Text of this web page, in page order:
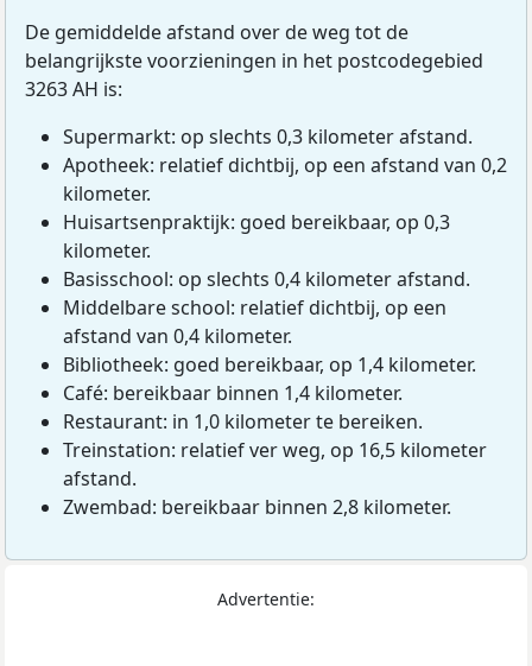
De gemiddelde afstand over de weg tot de
belangrijkste voorzieningen in het postcodegebied
3263 AH is:
Supermarkt: op slechts 0,3 kilometer afstand.
Apotheek: relatief dichtbij, op een afstand van 0,2
kilometer.
Huisartsenpraktijk: goed bereikbaar, op 0,3
kilometer.
Basisschool: op slechts 0,4 kilometer afstand.
Middelbare school: relatief dichtbij, op een
afstand van 0,4 kilometer.
Bibliotheek: goed bereikbaar, op 1,4 kilometer.
Café: bereikbaar binnen 1,4 kilometer.
Restaurant: in 1,0 kilometer te bereiken.
Treinstation: relatief ver weg, op 16,5 kilometer
afstand.
Zwembad: bereikbaar binnen 2,8 kilometer.
Advertentie: